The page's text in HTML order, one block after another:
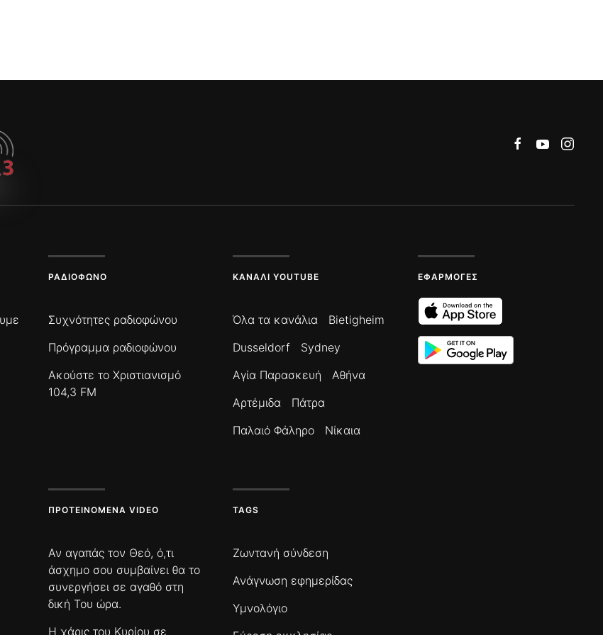
ΡΑΔΙΌΦΩΝΟ
Συχνότητες ραδιοφώνου
Πρόγραμμα ραδιοφώνου
Ακούστε το Χριστιανισμό
104,3 FM
ΚΑΝΆΛΙ YOUTUBE
Όλα τα κανάλια
Bietigheim
Dusseldorf
Sydney
Αγία Παρασκευή
Αθήνα
Αρτέμιδα
Πάτρα
Παλαιό Φάληρο
Νίκαια
ΕΦΑΡΜΟΓΈΣ
ΠΡΟΤΕΙΝΌΜΕΝΑ VIDEO
Αν αγαπάς τον Θεό, ό,τι
άσχημο σου συμβαίνει θα το
συνεργήσει σε αγαθό στη
δική Του ώρα.
Η χάρις του Κυρίου σε
TAGS
Ζωντανή σύνδεση
Ανάγνωση εφημερίδας
Υμνολόγιο